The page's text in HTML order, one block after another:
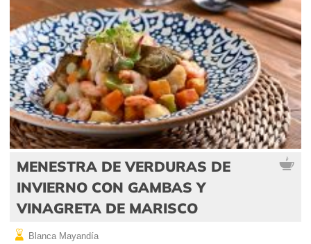
MENESTRA DE VERDURAS DE
INVIERNO CON GAMBAS Y
VINAGRETA DE MARISCO
Blanca Mayandía